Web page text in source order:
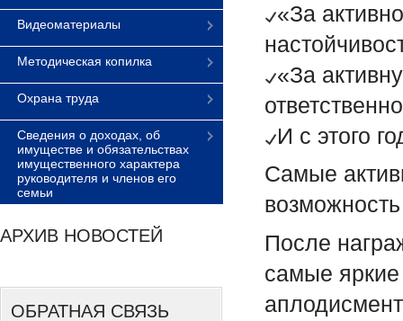
Видеоматериалы
Методическая копилка
Охрана труда
Сведения о доходах, об
имуществе и обязательствах
имущественного характера
руководителя и членов его
семьи
АРХИВ НОВОСТЕЙ
ОБРАТНАЯ СВЯЗЬ
«За
«За
И с этого
Самые
После
самые